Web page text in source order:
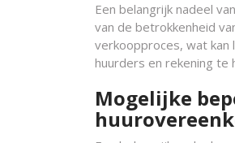
Een belangrijk nadeel
van de betrokkenheid
verkoopproces, wat
huurders en rekening te
Mogelijke